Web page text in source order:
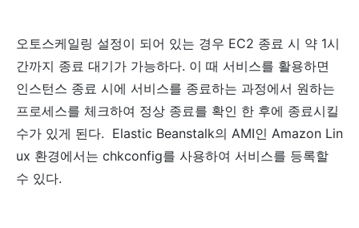
오토스케일링 설정이 되어 있는 경우 EC2 종료 시 약 1시
간까지 종료 대기가 가능하다. 이 때 서비스를 활용하면
인스턴스 종료 시에 서비스를 종료하는 과정에서 원하는
프로세스를 체크하여 정상 종료를 확인 한 후에 종료시킬
수가 있게 된다. Elastic Beanstalk의 AMI인 Amazon Lin
ux 환경에서는 chkconfig를 사용하여 서비스를 등록할
수 있다.